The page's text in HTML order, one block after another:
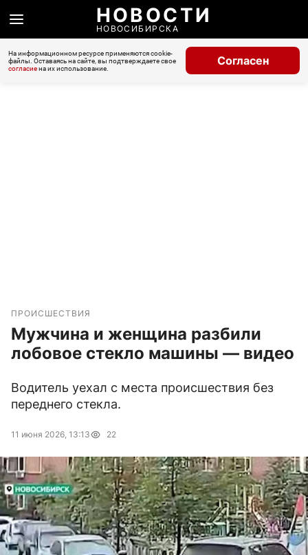
НОВОСТИ
НОВОСИБИРСКА
На информационном ресурсе применяются cookie-
файлы. Оставаясь на сайте, вы подтверждаете свое
согласиена их использование.
Согласен
ПРОИСШЕСТВИЯ
Мужчина и женщина разбили
лобовое стекло машины — видео
Водитель уехал с места происшествия без
переднего стекла.
11 июня 2026, 13:13 22